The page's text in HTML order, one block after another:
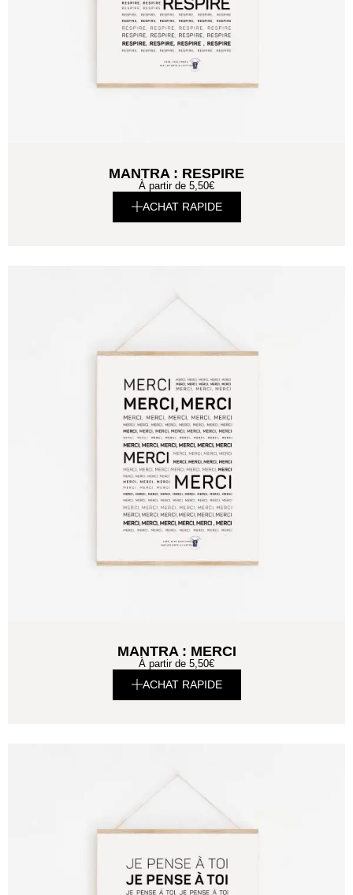
MANTRA : RESPIRE
À partir de 5,50€
ACHAT RAPIDE
MANTRA : MERCI
À partir de 5,50€
ACHAT RAPIDE